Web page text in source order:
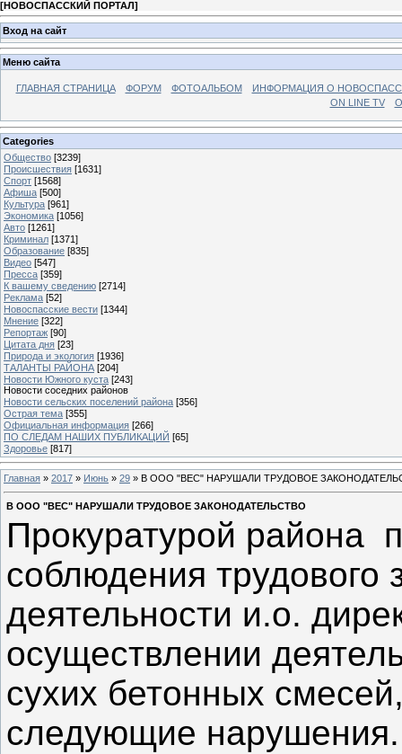
[НОВОСПАССКИЙ ПОРТАЛ]
Вход на сайт
Меню сайта
ГЛАВНАЯ СТРАНИЦА ФОРУМ ФОТОАЛЬБОМ
ИНФОРМАЦИЯ О
ON LINE TV
Categories
Общество [3239]
Происшествия [1631]
Спорт [1568]
Афиша [500]
Культура [961]
Экономика [1056]
Авто [1261]
Криминал [1371]
Образование [835]
Видео [547]
Пресса [359]
К вашему сведению [2714]
Реклама [52]
Новоспасские вести [1344]
Мнение [322]
Репортаж [90]
Цитата дня [23]
Природа и экология [1936]
ТАЛАНТЫ РАЙОНА [204]
Новости Южного куста [243]
Новости соседних районов
Новости сельских поселений района [356]
Острая тема [355]
Официальная информация [266]
ПО СЛЕДАМ НАШИХ ПУБЛИКАЦИЙ [65]
Здоровье [817]
Главная » 2017 » Июнь » 29 » В ООО "ВЕС" НАРУШАЛИ ТРУДОВОЕ
В ООО "ВЕС" НАРУШАЛИ ТРУДОВОЕ ЗАКОНОДАТЕЛЬСТВО
Прокуратурой района
соблюдения трудового
деятельности и.о.
осуществлении
сухих бетонных
следующие нарушения.